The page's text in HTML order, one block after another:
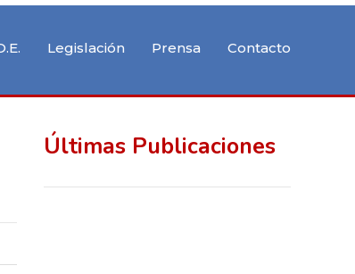
Legislación Prensa Contacto
Últimas Publicaciones